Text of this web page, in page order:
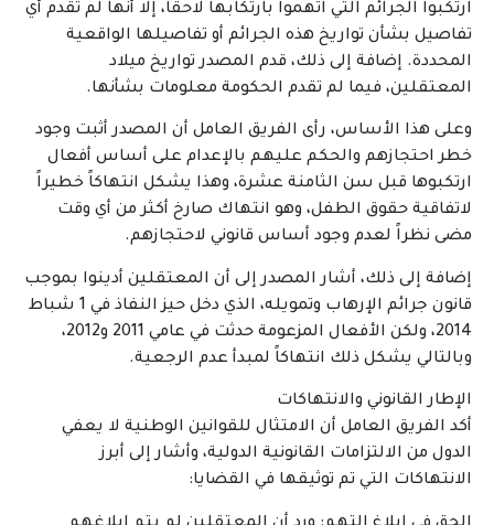
ارتكبوا الجرائم التي اتُهموا بارتكابها لاحقًا، إلا أنها لم تقدم أي
تفاصيل بشأن تواريخ هذه الجرائم أو تفاصيلها الواقعية
المحددة. إضافة إلى ذلك، قدم المصدر تواريخ ميلاد
المعتقلين، فيما لم تقدم الحكومة معلومات بشأنها.
وعلى هذا الأساس، رأى الفريق العامل أن المصدر أثبت وجود
خطر احتجازهم والحكم عليهم بالإعدام على أساس أفعال
ارتكبوها قبل سن الثامنة عشرة، وهذا يشكل انتهاكاً خطيراً
لاتفاقية حقوق الطفل، وهو انتهاك صارخ أكثر من أي وقت
مضى نظراً لعدم وجود أساس قانوني لاحتجازهم.
إضافة إلى ذلك، أشار المصدر إلى أن المعتقلين أدينوا بموجب
قانون جرائم الإرهاب وتمويله، الذي دخل حيز النفاذ في 1 شباط
2014، ولكن الأفعال المزعومة حدثت في عامي 2011 و2012،
وبالتالي يشكل ذلك انتهاكاً لمبدأ عدم الرجعية.
الإطار القانوني والانتهاكات
أكد الفريق العامل أن الامتثال للقوانين الوطنية لا يعفي
الدول من الالتزامات القانونية الدولية، وأشار إلى أبرز
الانتهاكات التي تم توثيقها في القضايا: